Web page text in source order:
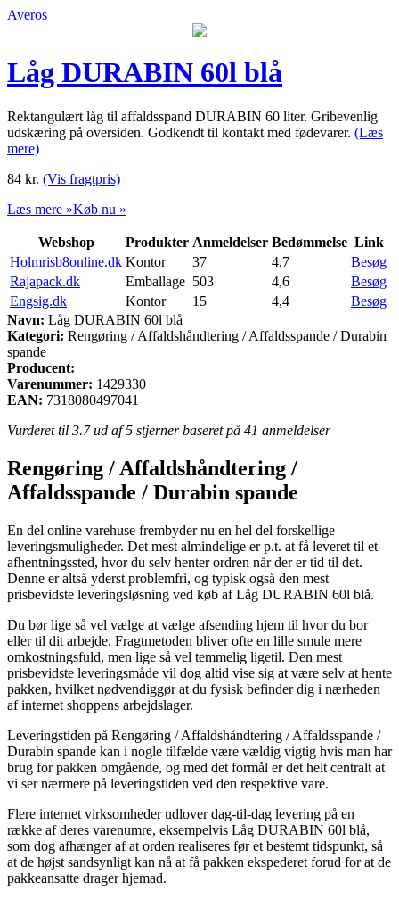
Averos
Låg DURABIN 60l blå
Rektangulært låg til affaldsspand DURABIN 60 liter. Gribevenlig
udskæring på oversiden. Godkendt til kontakt med fødevarer. (Læs
mere)
84 kr. (Vis fragtpris)
Læs mere »Køb nu »
Webshop Produkter Anmeldelser Bedømmelse Link
Holmrisb8online.dk Kontor 37 4,7
Besøg
Rajapack.dk
Emballage 503 4,6
Besøg
Engsig.dk
Kontor 15 4,4
Besøg
Navn: Låg DURABIN 60l blå
Kategori: Rengøring / Affaldshåndtering / Affaldsspande / Durabin
spande
Producent:
Varenummer: 1429330
EAN: 7318080497041
Vurderet til 3.7ud af 5 stjerner baseret på 41 anmeldelser
Rengøring / Affaldshåndtering /
Affaldsspande / Durabin spande
En del online varehuse frembyder nu en hel del forskellige
leveringsmuligheder. Det mest almindelige er p.t. at få leveret til et
afhentningssted, hvor du selv henter ordren når der er tid til det.
Denne er altså yderst problemfri, og typisk også den mest
prisbevidste leveringsløsning ved køb af Låg DURABIN 60l blå.
Du bør lige så vel vælge at vælge afsending hjem til hvor du bor
eller til dit arbejde. Fragtmetoden bliver ofte en lille smule mere
omkostningsfuld, men lige så vel temmelig ligetil. Den mest
prisbevidste leveringsmåde vil dog altid vise sig at være selv at hente
pakken, hvilket nødvendiggør at du fysisk befinder dig i nærheden
af internet shoppens arbejdslager.
Leveringstiden på Rengøring / Affaldshåndtering / Affaldsspande /
Durabin spande kan i nogle tilfælde være vældig vigtig hvis man har
brug for pakken omgående, og med det formål er det helt centralt at
vi ser nærmere på leveringstiden ved den respektive vare.
Flere internet virksomheder udlover dag-til-dag levering på en
række af deres varenumre, eksempelvis Låg DURABIN 60l blå,
som dog afhænger af at orden realiseres før et bestemt tidspunkt, så
at de højst sandsynligt kan nå at få pakken ekspederet forud for at de
pakkeansatte drager hjemad.